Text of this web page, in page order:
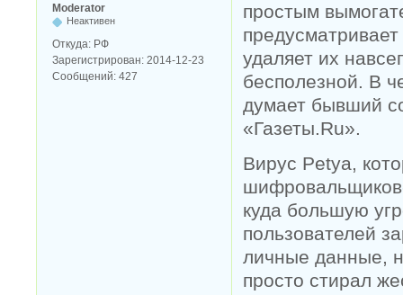
Moderator
Неактивен
Откуда: РФ
Зарегистрирован: 2014-12-23
Сообщений: 427
простым
удаляет их
бесполезной. В
думает бывший
«Газеты.Ru».
Вирус Petya,
куда большую
пользователей
личные данные,
просто стирал